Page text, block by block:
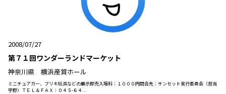
2008/07/27
第７１回ワンダーランドマーケット
神奈川県 横浜産貿ホール
ミニチュアカー、ブリキ玩具などの展示即売入場料：１０００円問合先：サンセット実行委員会（担当
宇野）ＴＥＬ＆ＦＡＸ：０４５-６４...